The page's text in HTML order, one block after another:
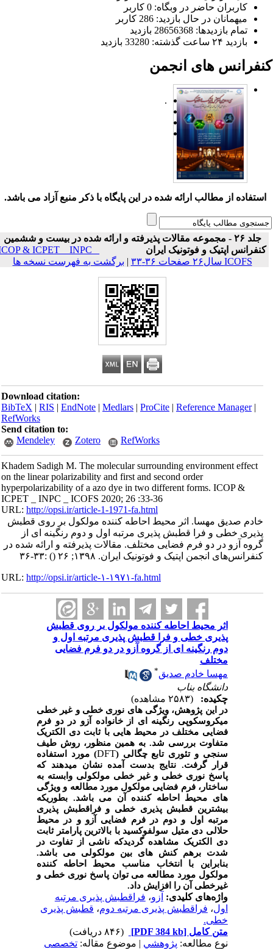
کاربران حاضر در وبگاه: 0 کاربر
میهمانان در حال بازدید: 286 کاربر
تمام بازدید‌ها: 28656368 بازدید
بازدید ۲۴ ساعت گذشته: 33280 بازدید
های انجمن
.
استفاده از مطالب ارائه شده در این پایگاه با ذکر منبع آزاد می باشد.
جلد ۲۶ - مجموعه مقالات پذیرفته و ارائه شده در بیست و ششمین
کنفرانس اپتیک و فوتونیک ایران
ICOP & ICPET _ INPC _
ICOFS سال۲۶ صفحات ۳۶-۳۳
|برگشت به فهرست نسخه ها
Download citation:
BibTeX|RIS|EndNote|Medlars|ProCite|Reference Manager
RefWorks
Send citation to:
Mendeley
Zotero RefWorks
Khadem Sadigh M. The molecular surrounding environment effect
on the linear polarizability and first and second order
hyperpolarizability of a azo dye in two different forms. ICOP &
ICPET _ INPC _ ICOFS 2020; 26 :33-36
URL:http://opsi.ir/article-1-1971-fa.html
خادم صدیق مهسا. اثر محیط احاطه کننده مولکول بر روی قطبش
پذیری خطی و فرا قطبش پذیری مرتبه اول و دوم رنگینه ای از
گروه آزو در دو فرم فضایی مختلف. مقالات پذیرفته و ارائه شده در
کنفرانس‌های انجمن اپتیک و فوتونیک ایران. ۱۳۹۸; ۲۶
() :۳۳-۳۶
URL:http://opsi.ir/article-۱-۱۹۷۱-fa.html
اثر محیط احاطه کننده مولکول بر روی قطبش
پذیری خطی و فرا قطبش پذیری مرتبه اول و
دوم رنگینه ای از گروه آزو در دو فرم فضایی
مختلف
مهسا خادم صدیق*
دانشگاه بناب
چکیده:
در این پژوهش، ویژگی های نوری خطی و غیر خطی
میکروسکوپی رنگینه ای از خانواده آزو در دو فرم
فضایی مختلف در محیط هایی با ثابت دی الکتریک
متفاوت بررسی شد. به همین منظور، روش طیف
سنجی و تئوری تابع چگالی ( DFT) مورد استفاده
قرار گرفت. نتایج بدست آمده نشان میدهند که
پاسخ نوری خطی و غیر خطی مولکولی وابسته به
ساختار، فرم فضایی مولکول مورد مطالعه و ویژگی
های محیط احاطه کننده آن می باشد. بطوریکه
بیشترین قطبش پذیری خطی و فراقطبش پذیری
مرتبه اول و دوم در فرم فضایی آزو و در محیط
حلالی دی متیل سولفوکسید با بالاترین پارامتر ثابت
دی الکتریک مشاهده گردیدکه ناشی از تفاوت در
شدت برهم کنش های بین مولکولی می باشد.
بنابراین با انتخاب مناسب محیط احاطه کننده
مولکول مورد مطالعه می توان پاسخ نوری خطی و
غیرخطی آن را افزایش داد.
واژه‌های کلیدی:آزو ،فراقطبش پذیری مرتبه
اول،فراقطبش پذیری مرتبه دوم،قطبش پذیری
خطی.
متن کامل[PDF 384 kb]
نوع مطالعه:پژوهشي| موضوع مقاله:تخصصی